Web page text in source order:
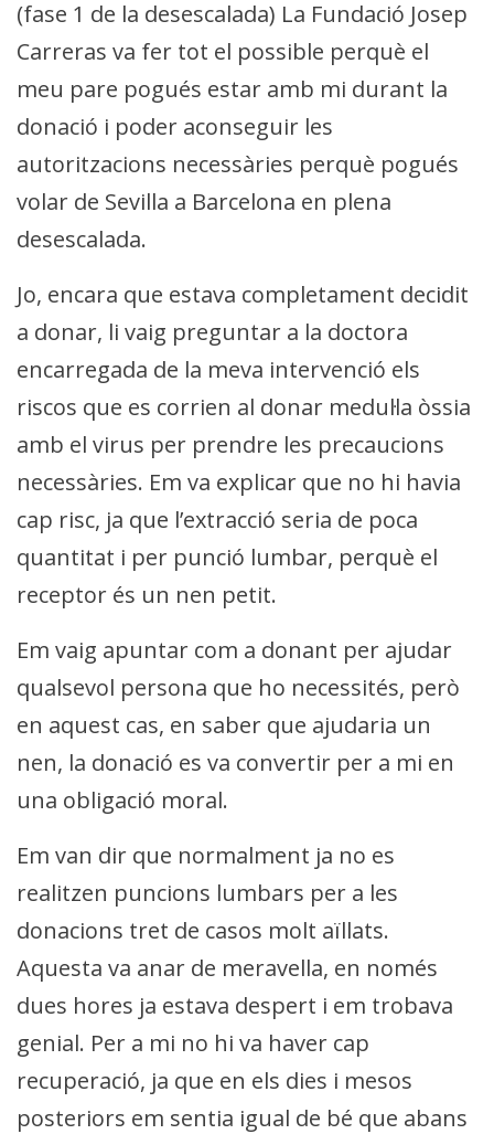
(fase 1 de la desescalada) La Fundació Josep
Carreras va fer tot el possible perquè el
meu pare pogués estar amb mi durant la
donació i poder aconseguir les
autoritzacions necessàries perquè pogués
volar de Sevilla a Barcelona en plena
desescalada.
Jo, encara que estava completament decidit
a donar, li vaig preguntar a la doctora
encarregada de la meva intervenció els
riscos que es corrien al donar medul·la òssia
amb el virus per prendre les precaucions
necessàries. Em va explicar que no hi havia
cap risc, ja que l’extracció seria de poca
quantitat i per punció lumbar, perquè el
receptor és un nen petit.
Em vaig apuntar com a donant per ajudar
qualsevol persona que ho necessités, però
en aquest cas, en saber que ajudaria un
nen, la donació es va convertir per a mi en
una obligació moral.
Em van dir que normalment ja no es
realitzen puncions lumbars per a les
donacions tret de casos molt aïllats.
Aquesta va anar de meravella, en només
dues hores ja estava despert i em trobava
genial. Per a mi no hi va haver cap
recuperació, ja que en els dies i mesos
posteriors em sentia igual de bé que abans